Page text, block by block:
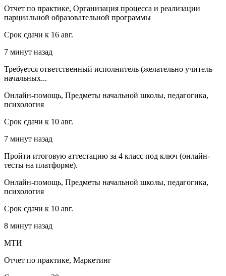
Отчет по практике, Организация процесса и реализации
парциальной образовательной программы
Срок сдачи к 16 авг.
7 минут назад
Требуется ответственный исполнитель (желательно учитель
начальных...
Онлайн-помощь, Предметы начальной школы, педагогика,
психология
Срок сдачи к 10 авг.
7 минут назад
Пройти итоговую аттестацию за 4 класс под ключ (онлайн-
тесты на платформе).
Онлайн-помощь, Предметы начальной школы, педагогика,
психология
Срок сдачи к 10 авг.
8 минут назад
МТИ
Отчет по практике, Маркетинг